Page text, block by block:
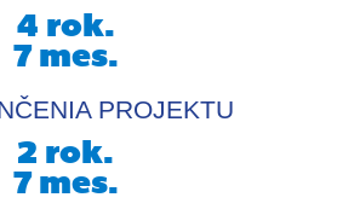
4rok.
7mes.
PROJEKTU
2rok.
7mes.